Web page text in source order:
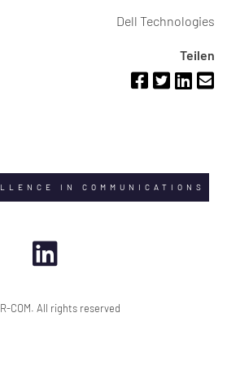
Dell Technologies
Teilen
IN COMMUNICATIONS
COM. All rights reserved